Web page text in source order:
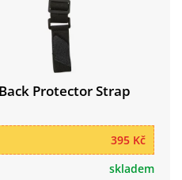
Protector Strap
395 Kč
skladem